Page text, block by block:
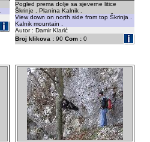
Pogled prema dolje sa sjeverne litice
Škrinje . Planina Kalnik .
View down on north side from top Škrinja .
Kalnik mountain .
Autor : Damir Klarić
Broj klikova : 90 Com : 0